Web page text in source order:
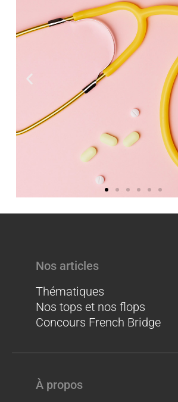
Nos articles
Thématiques
Nos tops et nos flops
Concours French Bridge
À propos